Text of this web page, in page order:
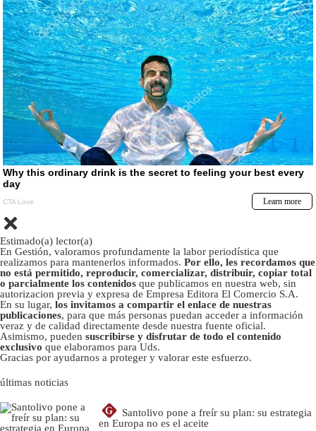
Estimado(a) lector(a)
En Gestión, valoramos profundamente la labor periodística que
realizamos para mantenerlos informados. Por ello, les recordamos que
no está permitido, reproducir, comercializar, distribuir, copiar total
o parcialmente los contenidos que publicamos en nuestra web, sin
autorizacion previa y expresa de Empresa Editora El Comercio S.A.
En su lugar, los invitamos a compartir el enlace de nuestras
publicaciones, para que más personas puedan acceder a información
veraz y de calidad directamente desde nuestra fuente oficial.
Asimismo, pueden suscribirse y disfrutar de todo el contenido
exclusivo que elaboramos para Uds.
Gracias por ayudarnos a proteger y valorar este esfuerzo.
últimas noticias
G
Santolivo pone a freír su plan: su estrategia
en Europa no es el aceite